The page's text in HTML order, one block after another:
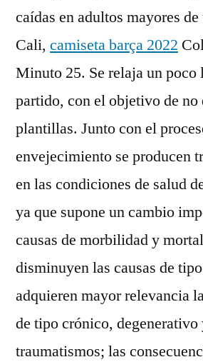
caídas en adultos mayores
Cali, camiseta barça 2022
Minuto 25. Se relaja un poco
partido, con el objetivo de no
plantillas. Junto con el
envejecimiento se producen
en las condiciones de salud
ya que supone un cambio
causas de morbilidad y
disminuyen las causas de
adquieren mayor relevancia
de tipo crónico, degenerativo
traumatismos; las